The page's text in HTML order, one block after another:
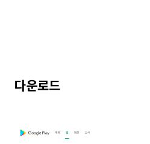
다운로드